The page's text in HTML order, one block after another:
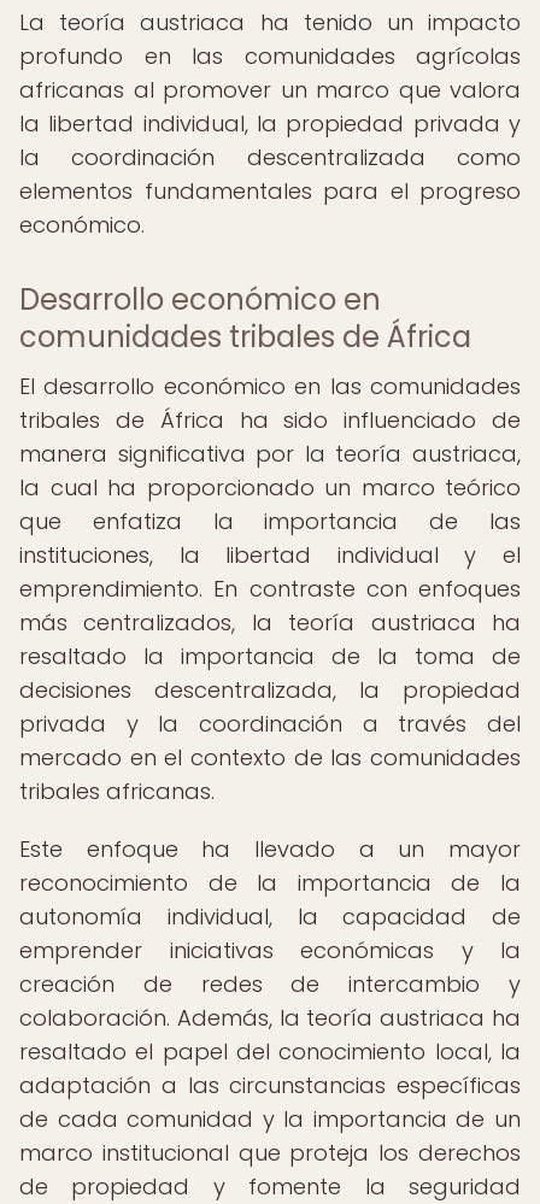
La teoría austriaca ha tenido un impacto
profundo en las comunidades agrícolas
africanas al promover un marco que valora
la libertad individual, la propiedad privada y
la coordinación descentralizada como
elementos fundamentales para el progreso
económico.
Desarrollo económico en
comunidades tribales de África
El desarrollo económico en las comunidades
tribales de África ha sido influenciado de
manera significativa por la teoría austriaca,
la cual ha proporcionado un marco teórico
que enfatiza la importancia de las
instituciones, la libertad individual y el
emprendimiento. En contraste con enfoques
más centralizados, la teoría austriaca ha
resaltado la importancia de la toma de
decisiones descentralizada, la propiedad
privada y la coordinación a través del
mercado en el contexto de las comunidades
tribales africanas.
Este enfoque ha llevado a un mayor
reconocimiento de la importancia de la
autonomía individual, la capacidad de
emprender iniciativas económicas y la
creación de redes de intercambio y
colaboración. Además, la teoría austriaca ha
resaltado el papel del conocimiento local, la
adaptación a las circunstancias específicas
de cada comunidad y la importancia de un
marco institucional que proteja los derechos
de propiedad y fomente la seguridad